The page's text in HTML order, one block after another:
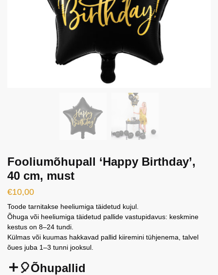
Fooliumõhupall ‘Happy Birthday’,
40 cm, must
€10,00
Toode tarnitakse heeliumiga täidetud kujul.
Õhuga või heeliumiga täidetud pallide vastupidavus: keskmine
kestus on 8–24 tundi.
Külmas või kuumas hakkavad pallid kiiremini tühjenema, talvel
õues juba 1–3 tunni jooksul.
🎈Õhupallid